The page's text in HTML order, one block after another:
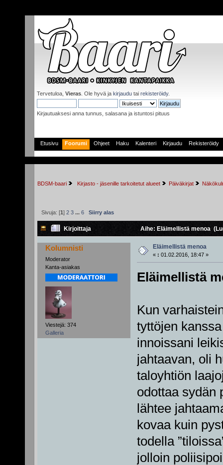
Tervetuloa, Vieras . Ole hyvä ja kirjaudu tai rekisteröidy.
Kirjautuaksesi anna tunnus, salasana ja istuntosi pituus
Etusivu Foorumi Ohjeet Haku Kalenteri Kirjaudu Rekisteröidy
BDSM-baari Kirjasto - jäsenille tarkoitetut alueet Päiväkirjat
Sivuja: [1] 2 3 ... 6 Siirry alas
Kirjoittaja Aihe: Eläimellistä menoa
Kolumnisti
Moderator
Kanta-asiakas
Viestejä: 374
Galleria
Eläimellistä menoa
« : 01.02.2016, 18:47 »
Eläimellistä
Kun
tyttöjen
innoissani
jahtaavan, oli
taloyhtiön
odottaa sydän
lähtee
kovaa kuin
todella
jolloin